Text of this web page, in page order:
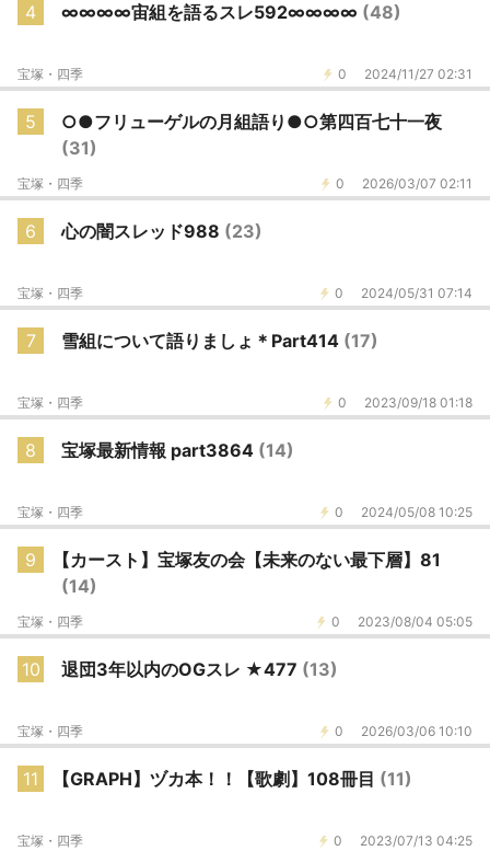
4 ∞∞∞∞宙組を語るスレ592∞∞∞∞ (48)
0 2024/11/27 02:31
宝塚・四季
5
○●フリューゲルの月組語り●○第四百七十一夜
(31)
0 2026/03/07 02:11
宝塚・四季
6 心の闇スレッド988 (23)
0 2024/05/31 07:14
宝塚・四季
7 雪組について語りましょ＊Part414 (17)
0 2023/09/18 01:18
宝塚・四季
8 宝塚最新情報 part3864 (14)
0 2024/05/08 10:25
宝塚・四季
9
【カースト】宝塚友の会【未来のない最下層】81
(14)
0 2023/08/04 05:05
宝塚・四季
10 退団3年以内のOGスレ ★477 (13)
0 2026/03/06 10:10
宝塚・四季
11 【GRAPH】ヅカ本！！【歌劇】108冊目 (11)
0 2023/07/13 04:25
宝塚・四季